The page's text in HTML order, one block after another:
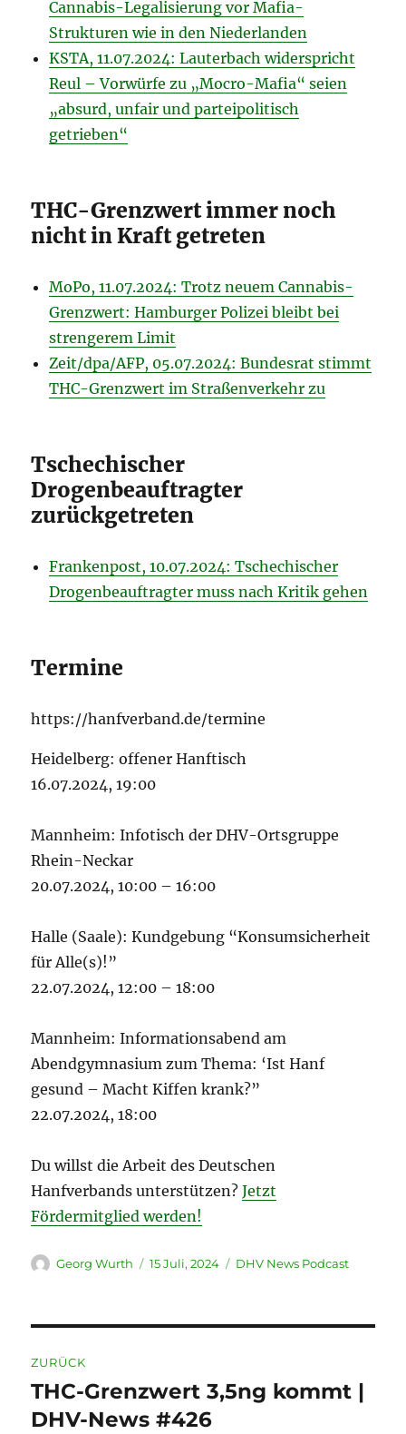
Cannabis-Legalisierung vor Mafia-
Strukturen wie in den Niederlanden
KSTA, 11.07.2024: Lauterbach widerspricht
Reul – Vorwürfe zu „Mocro-Mafia“ seien
„absurd, unfair und parteipolitisch
getrieben“
THC-Grenzwert immer noch
nicht in Kraft getreten
MoPo, 11.07.2024: Trotz neuem Cannabis-
Grenzwert: Hamburger Polizei bleibt bei
strengerem Limit
Zeit/dpa/AFP, 05.07.2024: Bundesrat stimmt
THC-Grenzwert im Straßenverkehr zu
Tschechischer
Drogenbeauftragter
zurückgetreten
Frankenpost, 10.07.2024: Tschechischer
Drogenbeauftragter muss nach Kritik gehen
Termine
https://hanfverband.de/termine
Heidelberg: offener Hanftisch
16.07.2024, 19:00
Mannheim: Infotisch der DHV-Ortsgruppe
Rhein-Neckar
20.07.2024, 10:00 – 16:00
Halle (Saale): Kundgebung “Konsumsicherheit
für Alle(s)!”
22.07.2024, 12:00 – 18:00
Mannheim: Informationsabend am
Abendgymnasium zum Thema: ‘Ist Hanf
gesund – Macht Kiffen krank?”
22.07.2024, 18:00
Du willst die Arbeit des Deutschen
Hanfverbands unterstützen?Jetzt
Fördermitglied werden!
Autor
Georg Wurth
Veröffentlicht
15 Juli, 2024 Kategorien
DHV News Podcast
ZURÜCK
Vorheriger
Beitrag:
THC-Grenzwert 3,5ng kommt |
DHV-News #426